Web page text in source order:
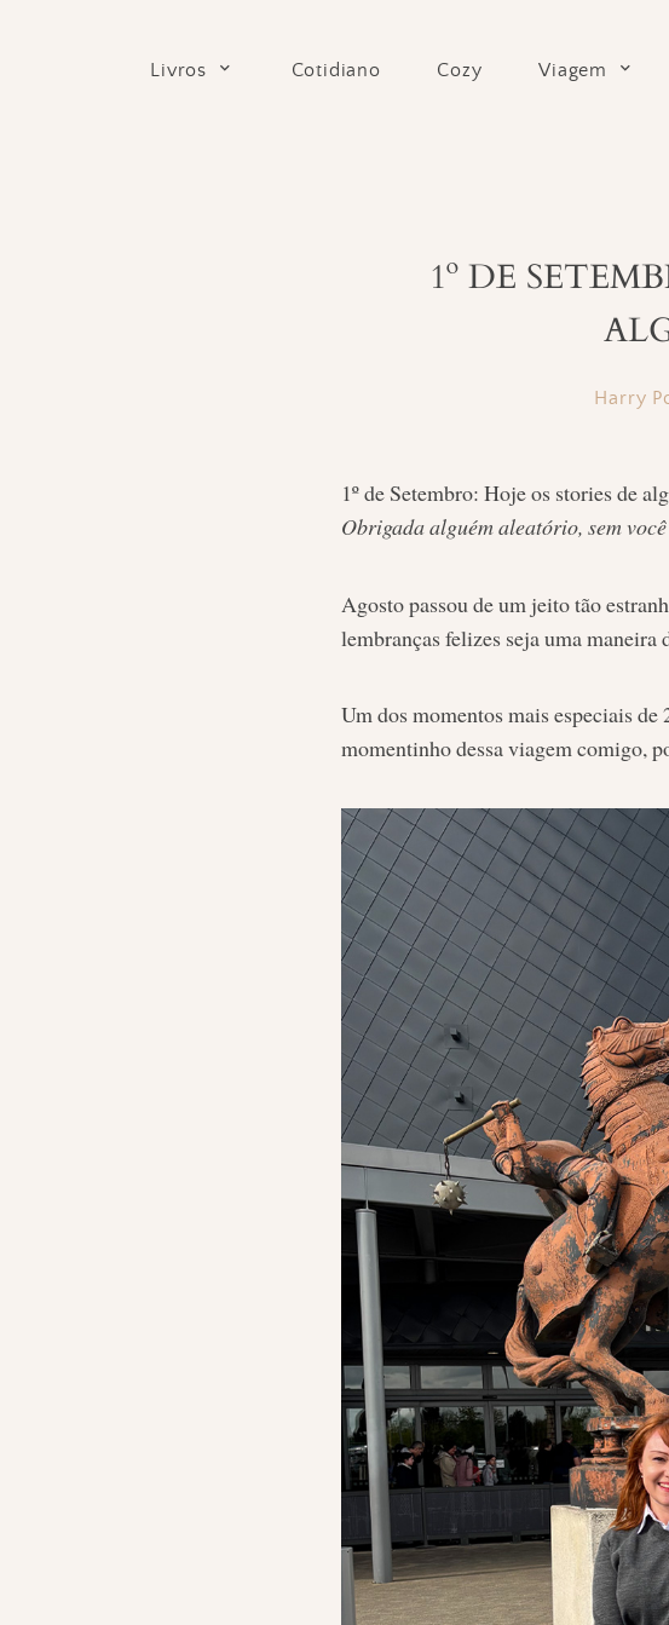
Livros Cotidiano Cozy Viagem
1º DE
Harry
1º de Setembro: Hoje os stories de
Obrigada alguém aleatório, sem
Agosto passou de um jeito tão
lembranças felizes seja uma maneira
Um dos momentos mais especiais
momentinho dessa viagem comigo,